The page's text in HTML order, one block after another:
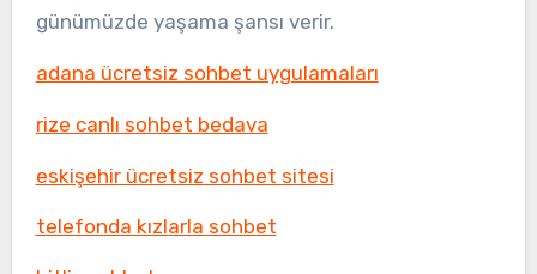
günümüzde yaşama şansı verir.
adana ücretsiz sohbet uygulamaları
rize canlı sohbet bedava
eskişehir ücretsiz sohbet sitesi
telefonda kızlarla sohbet